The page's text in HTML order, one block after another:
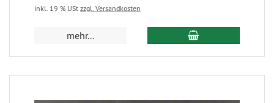
inkl. 19 % USt zzgl. Versandkosten
mehr...